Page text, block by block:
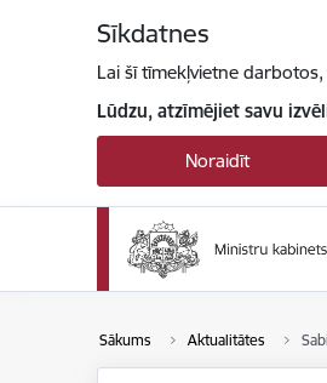
Sīkdatnes
Lai šī tīmekļvietne
Lūdzu, atzīmējiet savu
Noraidīt
Sākums Aktualitātes